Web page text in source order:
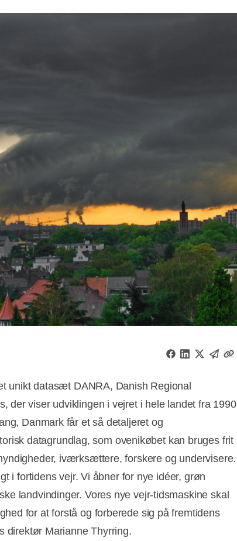
unikt datasæt DANRA, Danish Regional
der viser udviklingen i vejret i hele landet fra 1990
Danmark får et så detaljeret og
datagrundlag, som ovenikøbet kan bruges frit
iværksættere, forskere og undervisere.
i fortidens vejr. Vi åbner for nye idéer, grøn
landvindinger. Vores nye vejr-tidsmaskine skal
for at forstå og forberede sig på fremtidens
direktør Marianne Thyrring.